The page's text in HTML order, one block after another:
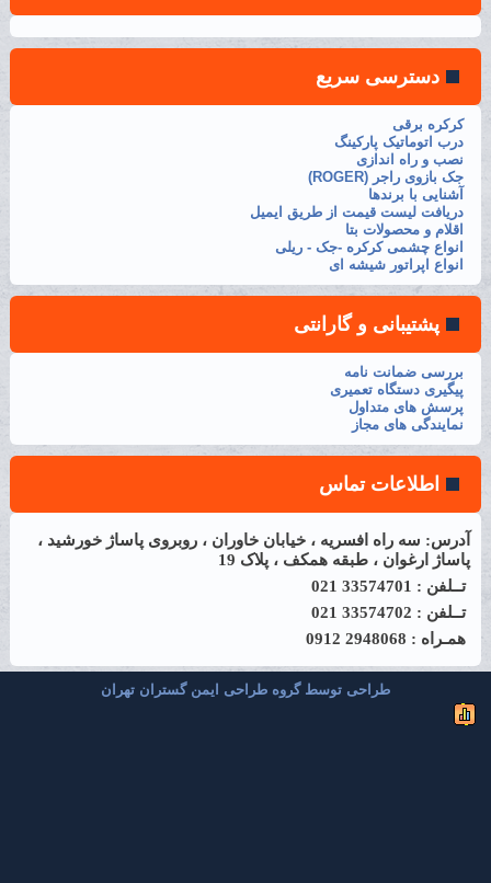
دسترسی سریع
کرکره برقی
درب اتوماتیک پارکینگ
نصب و راه اندازی
جک بازوی راجر (ROGER)
آشنایی با برندها
دریافت لیست قیمت از طریق ایمیل
اقلام و محصولات بتا
انواع چشمی کرکره -جک - ریلی
انواع اپراتور شیشه ای
پشتیبانی و گارانتی
بررسی ضمانت نامه
پیگیری دستگاه تعمیری
پرسش های متداول
نمایندگی های مجاز
اطلاعات تماس
آدرس: سه راه افسریه ، خیابان خاوران ، روبروی پاساژ خورشید ،
پاساژ ارغوان ، طبقه همکف ، پلاک 19
تــلفن : 33574701 021
تــلفن : 33574702 021
همـراه : 2948068 0912
طراحی توسط گروه طراحی ایمن گستران تهران